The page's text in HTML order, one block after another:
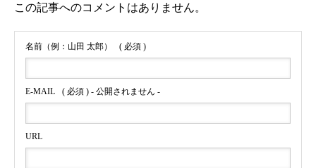
この記事へのコメントはありません。
名前（例：山田 太郎） ( 必須 )
E-MAIL ( 必須 ) - 公開されません -
URL